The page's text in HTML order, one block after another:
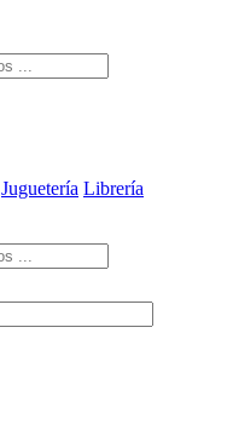
Juguetería Librería